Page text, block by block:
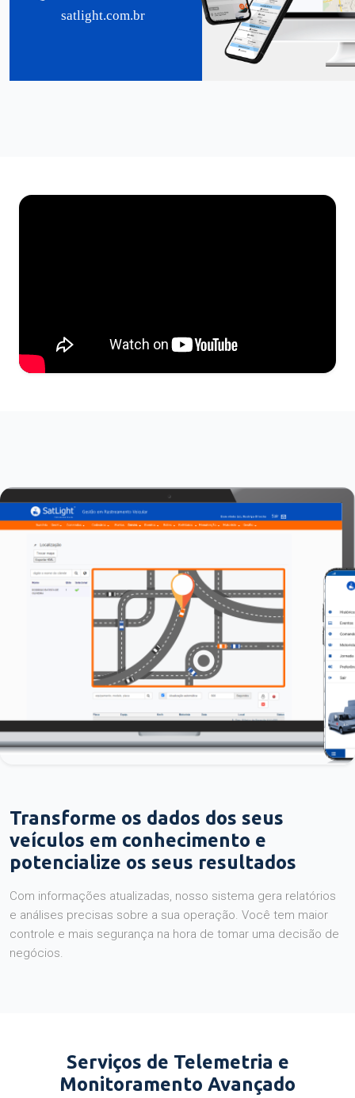
satlight.com.br
Transforme os dados dos seus
veículos em conhecimento e
potencialize os seus resultados
Com informações atualizadas, nosso sistema gera relatórios
e análises precisas sobre a sua operação. Você tem maior
controle e mais segurança na hora de tomar uma decisão de
negócios.
Serviços de Telemetria e
Monitoramento Avançado